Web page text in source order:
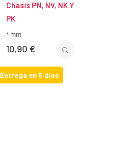
Chasis PN, NV, NK Y
PK
4mm
Precio
10,90 €
Entrega en 5 días